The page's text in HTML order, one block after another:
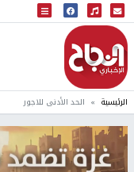
البث المباشر
إذاعة النجاح
الرئيسية الحد الأدنى للاجور